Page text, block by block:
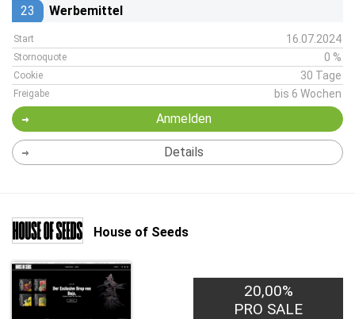
23 Werbemittel
Start 16.07.2024
Stornoquote 0 %
Cookie 30 Tage
Freigabe bis 6 Wochen
Anmelden
Details
House of Seeds
20,00%
PRO SALE